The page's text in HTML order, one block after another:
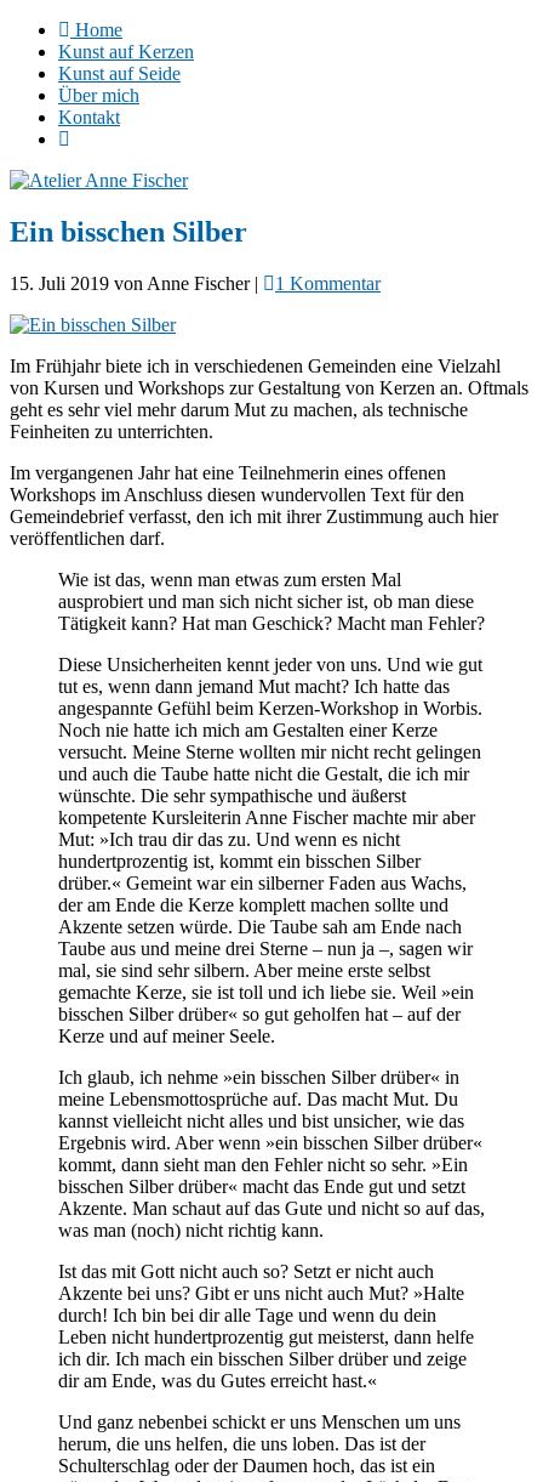
Home
Kunst auf Kerzen
Kunst auf Seide
Über mich
Kontakt
Ein bisschen Silber
15. Juli 2019 von Anne Fischer| 1 Kommentar
Im Frühjahr biete ich in verschiedenen Gemeinden eine Vielzahl
von Kursen und Workshops zur Gestaltung von Kerzen an. Oftmals
geht es sehr viel mehr darum Mut zu machen, als technische
Feinheiten zu unterrichten.
Im vergangenen Jahr hat eine Teilnehmerin eines offenen
Workshops im Anschluss diesen wundervollen Text für den
Gemeindebrief verfasst, den ich mit ihrer Zustimmung auch hier
veröffentlichen darf.
Wie ist das, wenn man etwas zum ersten Mal
ausprobiert und man sich nicht sicher ist, ob man diese
Tätigkeit kann? Hat man Geschick? Macht man Fehler?
Diese Unsicherheiten kennt jeder von uns. Und wie gut
tut es, wenn dann jemand Mut macht? Ich hatte das
angespannte Gefühl beim Kerzen-Workshop in Worbis.
Noch nie hatte ich mich am Gestalten einer Kerze
versucht. Meine Sterne wollten mir nicht recht gelingen
und auch die Taube hatte nicht die Gestalt, die ich mir
wünschte. Die sehr sympathische und äußerst
kompetente Kursleiterin Anne Fischer machte mir aber
Mut: »Ich trau dir das zu. Und wenn es nicht
hundertprozentig ist, kommt ein bisschen Silber
drüber.« Gemeint war ein silberner Faden aus Wachs,
der am Ende die Kerze komplett machen sollte und
Akzente setzen würde. Die Taube sah am Ende nach
Taube aus und meine drei Sterne – nun ja –, sagen wir
mal, sie sind sehr silbern. Aber meine erste selbst
gemachte Kerze, sie ist toll und ich liebe sie. Weil »ein
bisschen Silber drüber« so gut geholfen hat – auf der
Kerze und auf meiner Seele.
Ich glaub, ich nehme »ein bisschen Silber drüber« in
meine Lebensmottosprüche auf. Das macht Mut. Du
kannst vielleicht nicht alles und bist unsicher, wie das
Ergebnis wird. Aber wenn »ein bisschen Silber drüber«
kommt, dann sieht man den Fehler nicht so sehr. »Ein
bisschen Silber drüber« macht das Ende gut und setzt
Akzente. Man schaut auf das Gute und nicht so auf das,
was man (noch) nicht richtig kann.
Ist das mit Gott nicht auch so? Setzt er nicht auch
Akzente bei uns? Gibt er uns nicht auch Mut? »Halte
durch! Ich bin bei dir alle Tage und wenn du dein
Leben nicht hundertprozentig gut meisterst, dann helfe
ich dir. Ich mach ein bisschen Silber drüber und zeige
dir am Ende, was du Gutes erreicht hast.«
Und ganz nebenbei schickt er uns Menschen um uns
herum, die uns helfen, die uns loben. Das ist der
Schulterschlag oder der Daumen hoch, das ist ein